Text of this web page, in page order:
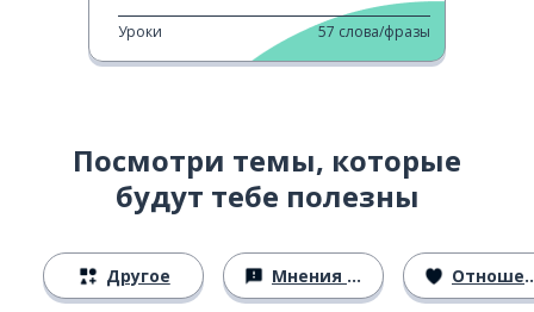
Уроки 57 слова/фразы
Посмотри темы, которые
будут тебе полезны
Другое Мнения и убеждения Отношения